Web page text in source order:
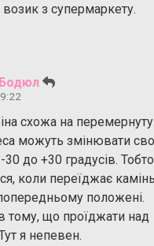
з супермаркету.
схожа на перемернуту
можуть змінювати
до +30 градусів.
коли переїджає
положені.
тому, що проїджати над
я непевен.